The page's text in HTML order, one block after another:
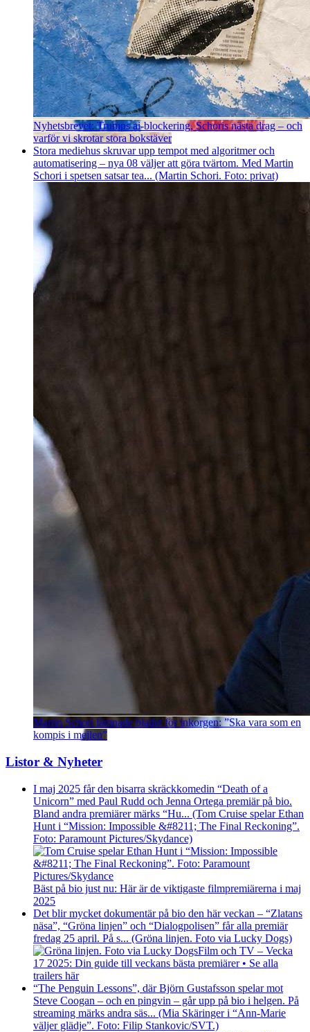
Nyhetsbrevet: Trumps ai-blockering, Schoris nästa drag – och
varför vi skrotar stora bokstäver
Stora mediehus skruvar upp tempot med algoritmer och
automatisering – nya 08 väljer att göra tvärtom. Med Martin
Schori i spetsen satsar tea... (Martin Schori. Foto: privat)
Martin Schori lämnade bladet för inkorgen: ”Ska vara som en
kompis i mejlen”
Listor & Nyheter
I maj 2025 får den bisarra skräckkomedin “Death of a
Unicorn” med Paul Rudd och Jenna Ortega premiär på bio.
Bland andra premiärer märks “Hu... (Tom Cruise spelar Ethan
Hunt i “Mission: Impossible &#8211; The Final Reckoning”.
Foto: Paramount Pictures/Skydance)
Bäst på bio just nu: Här är de viktigaste filmpremiärerna i maj
2025
Det blir mycket dokumentär på bio den här veckan – “Zlatans
näsa”, “Gröna linjen” och “Dialogpolisen” får alla premiär
fredag 25 april. På s... (Gröna linjen. Foto via Lucky Dogs)
Film och TV – Vecka
17 2025: Din guide till veckans bästa premiärer • Se alla
trailers här
“The Penguin Lessons”, där Björn Gustafsson spelar mot
Steve Coogan – och en pingvin – går upp på bio i helgen. På
streaming märks andra säs... (Mia Skäringer i “Ann-Marie
väljer glädje”. Foto: Filip Stankovic/SVT.)